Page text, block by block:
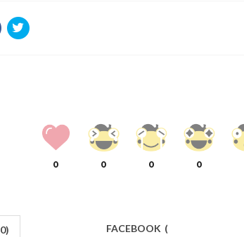
0 0 0 0
0) FACEBOOK (